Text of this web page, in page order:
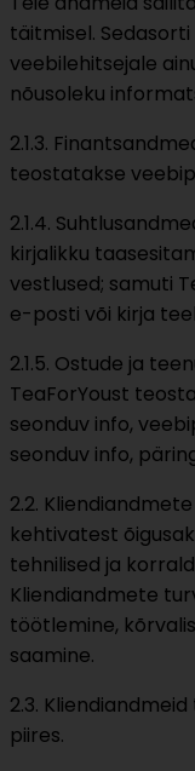
täitmisel.
veebilehitsejale
nõusoleku
2.1.3.
teostatakse
2.1.4.
kirjalikku
vestlused; samuti
e-posti või kirja
2.1.5. Ostude ja
TeaForYoust
seonduv info,
seonduv info,
2.2.
kehtivatest
tehnilised ja
Kliendiandmete
töötlemine,
saamine.
2.3.
piires.